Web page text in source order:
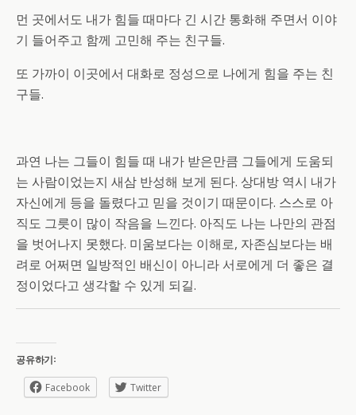
먼 곳에서도 내가 힘들 때마다 긴 시간 통화해 주면서 이야
기 들어주고 함께 고민해 주는 친구들.
또 가까이 이곳에서 대화로 정성으로 나에게 힘을 주는 친
구들.
과연 나는 그들이 힘들 때 내가 받은만큼 그들에게 도움되
는 사람이었는지 새삼 반성해 보게 된다. 상대방 역시 내가
자신에게 등을 돌렸다고 믿을 것이기 때문이다. 스스로 아
직도 그릇이 많이 작음을 느낀다. 아직도 나는 나만의 관점
을 벗어나지 못했다. 미움보다는 이해로, 자존심보다는 배
려로 어쩌면 일방적인 배신이 아니라 서로에게 더 좋은 결
정이었다고 생각할 수 있게 되길.
공유하기:
Facebook Twitter